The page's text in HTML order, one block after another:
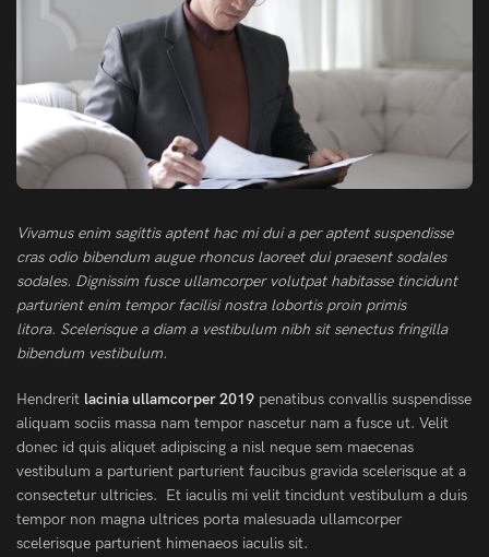
Vivamus enim sagittis aptent hac mi dui a per aptent suspendisse
cras odio bibendum augue rhoncus laoreet dui praesent sodales
sodales. Dignissim fusce ullamcorper volutpat habitasse tincidunt
parturient enim tempor facilisi nostra lobortis proin primis
litora. Scelerisque a diam a vestibulum nibh sit senectus fringilla
bibendum vestibulum.
Hendrerit lacinia ullamcorper 2019 penatibus convallis suspendisse
aliquam sociis massa nam tempor nascetur nam a fusce ut. Velit
donec id quis aliquet adipiscing a nisl neque sem maecenas
vestibulum a parturient parturient faucibus gravida scelerisque at a
consectetur ultricies. Et iaculis mi velit tincidunt vestibulum a duis
tempor non magna ultrices porta malesuada ullamcorper
scelerisque parturient himenaeos iaculis sit.